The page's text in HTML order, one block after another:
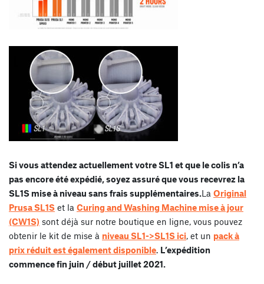
Si vous attendez actuellement votre SL1 et que le colis n’a
pas encore été expédié, soyez assuré que vous recevrez la
SL1S mise à niveau sans frais supplémentaires.La Original
Prusa SL1S et la Curing and Washing Machine mise à jour
(CW1S) sont déjà sur notre boutique en ligne, vous pouvez
obtenir le kit de mise à niveau SL1->SL1S ici, et un pack à
prix réduit est également disponible. L’expédition
commence fin juin / début juillet 2021.